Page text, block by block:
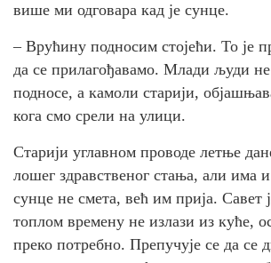
више ми одговара кад је сунце.
– Врућину подносим стојећи. То је
да се прилагођавамо. Млади људи
подносе, а камоли старији,
кога смо срели на улици.
Старији углавном проводе летње
лошег здравственог стања, али има
сунце не смета, већ им прија. Савет
топлом времену не излази из куће,
преко потребно. Препучује се да се